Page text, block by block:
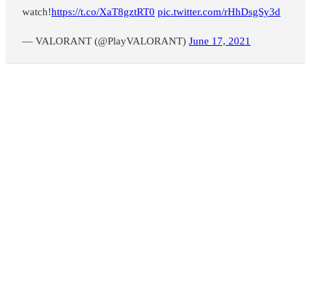
watch!https://t.co/XaT8gztRT0 pic.twitter.com/rHhDsgSy3d
— VALORANT (@PlayVALORANT) June 17, 2021